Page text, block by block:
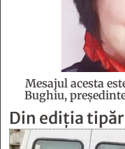
Mesajul acesta
Bughiu,
Din ediția